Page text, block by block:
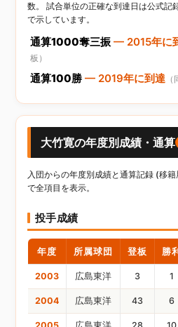
数。 試合単位の正確な到達日は公式記
で示しています。
通算1000奪三振 — 2015年に
板）
通算100勝 — 2019年に到達
大竹寛の年度別成績・通算
入団からの年度別成績と通算記録 (移
で全項目を表示。
投手成績
年度 所属球団 登板 勝
2003 広島東洋 3 1
2004 広島東洋 43 6